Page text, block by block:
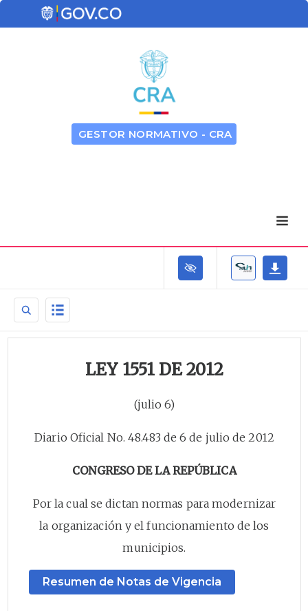
GESTOR NORMATIVO - CRA
LEY 1551 DE 2012
(julio 6)
Diario Oficial No. 48.483 de 6 de julio de 2012
CONGRESO DE LA REPÚBLICA
Por la cual se dictan normas para modernizar
la organización y el funcionamiento de los
municipios.
Resumen de Notas de Vigencia